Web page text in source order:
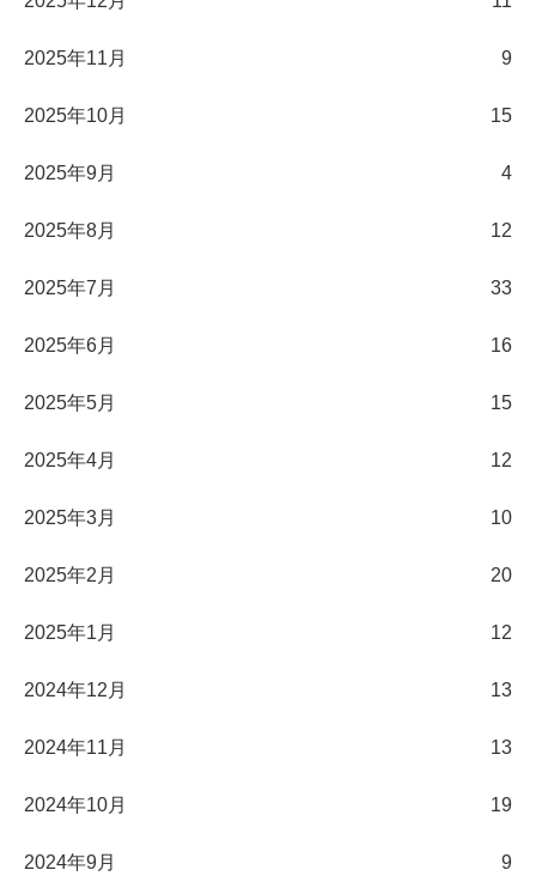
2025年11月 9
2025年10月 15
2025年9月 4
2025年8月 12
2025年7月 33
2025年6月 16
2025年5月 15
2025年4月 12
2025年3月 10
2025年2月 20
2025年1月 12
2024年12月 13
2024年11月 13
2024年10月 19
2024年9月 9